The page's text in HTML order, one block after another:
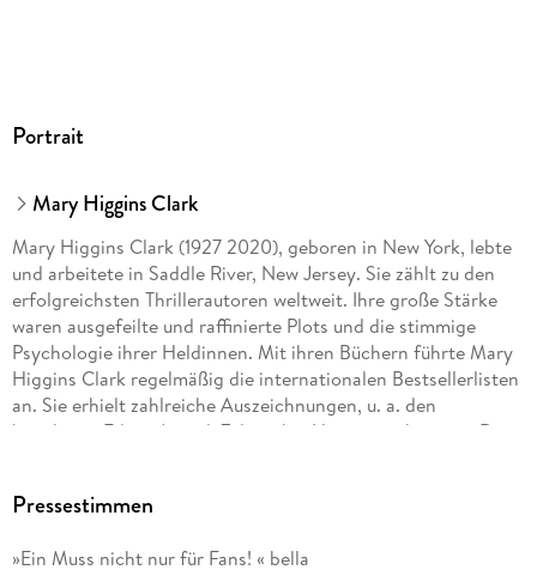
Portrait
Mary Higgins Clark
Mary Higgins Clark (1927 2020), geboren in New York, lebte
und arbeitete in Saddle River, New Jersey. Sie zählt zu den
erfolgreichsten Thrillerautoren weltweit. Ihre große Stärke
waren ausgefeilte und raffinierte Plots und die stimmige
Psychologie ihrer Heldinnen. Mit ihren Büchern führte Mary
Higgins Clark regelmäßig die internationalen Bestsellerlisten
an. Sie erhielt zahlreiche Auszeichnungen, u. a. den
begehrten Edgar Award. Zuletzt bei Heyne erschienen: »Denn
Alafair Burke ist Dozentin für Strafrecht an der Hofstra Law
Beruf inspirierte sie dazu, Kriminalromane zu schreiben, u. a.
Pressestimmen
»Ein Muss nicht nur für Fans! « bella